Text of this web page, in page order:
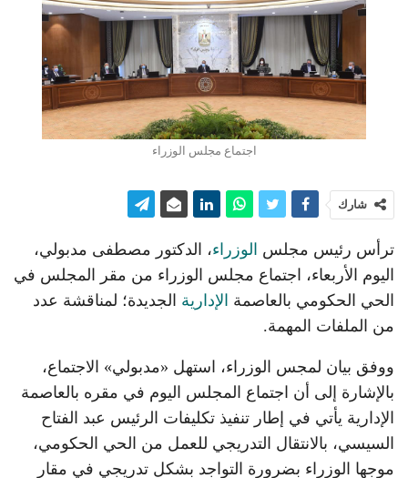
اجتماع مجلس الوزراء
شارك
ترأس رئيس مجلس الوزراء، الدكتور مصطفى مدبولي،
اليوم الأربعاء، اجتماع مجلس الوزراء من مقر المجلس في
الحي الحكومي بالعاصمة الإدارية الجديدة؛ لمناقشة عدد
من الملفات المهمة.
ووفق بيان لمجس الوزراء، استهل «مدبولي» الاجتماع،
بالإشارة إلى أن اجتماع المجلس اليوم في مقره بالعاصمة
الإدارية يأتي في إطار تنفيذ تكليفات الرئيس عبد الفتاح
السيسي، بالانتقال التدريجي للعمل من الحي الحكومي،
موجها الوزراء بضرورة التواجد بشكل تدريجي في مقار